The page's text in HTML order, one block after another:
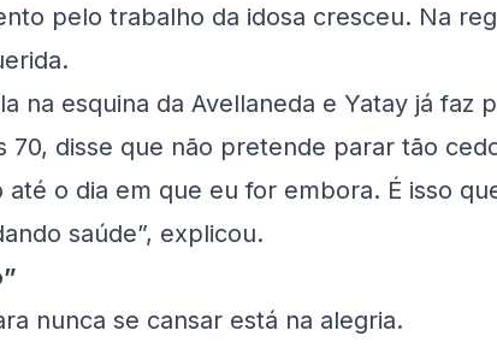
pelo trabalho da idosa cresceu. Na
na esquina da Avellaneda e Yatay já faz
70, disse que não pretende parar tão
até o dia em que eu for embora. É isso
saúde”, explicou.
nunca se cansar está na alegria.